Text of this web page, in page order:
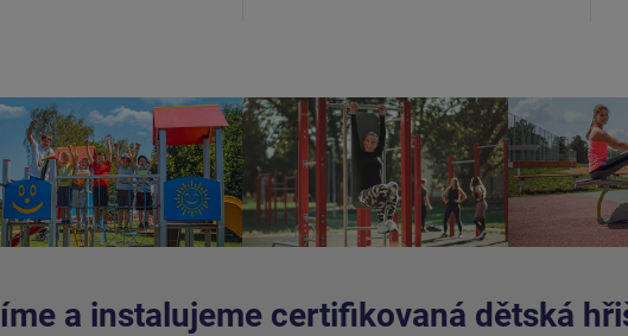
a instalujeme certifikovaná dětská